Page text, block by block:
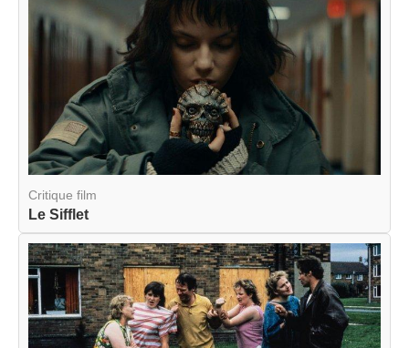
Critique film
Le Sifflet